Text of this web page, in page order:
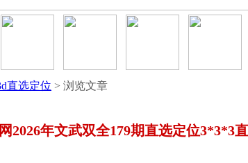
直选定位 > 浏览文章
2026年文武双全179期直选定位3*3*3